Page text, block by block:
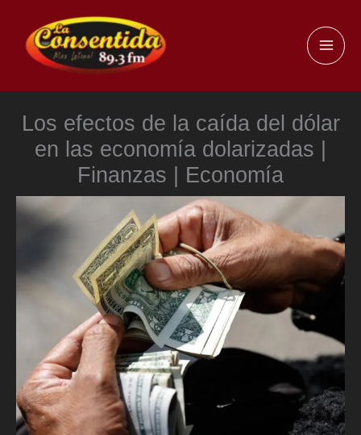
contenido
Los efectos de la caída del dólar
en las economía dolarizadas |
Finanzas | Economía